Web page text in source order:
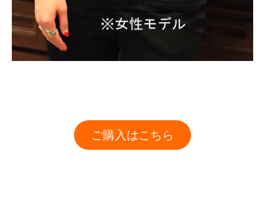
ご購入はこちら